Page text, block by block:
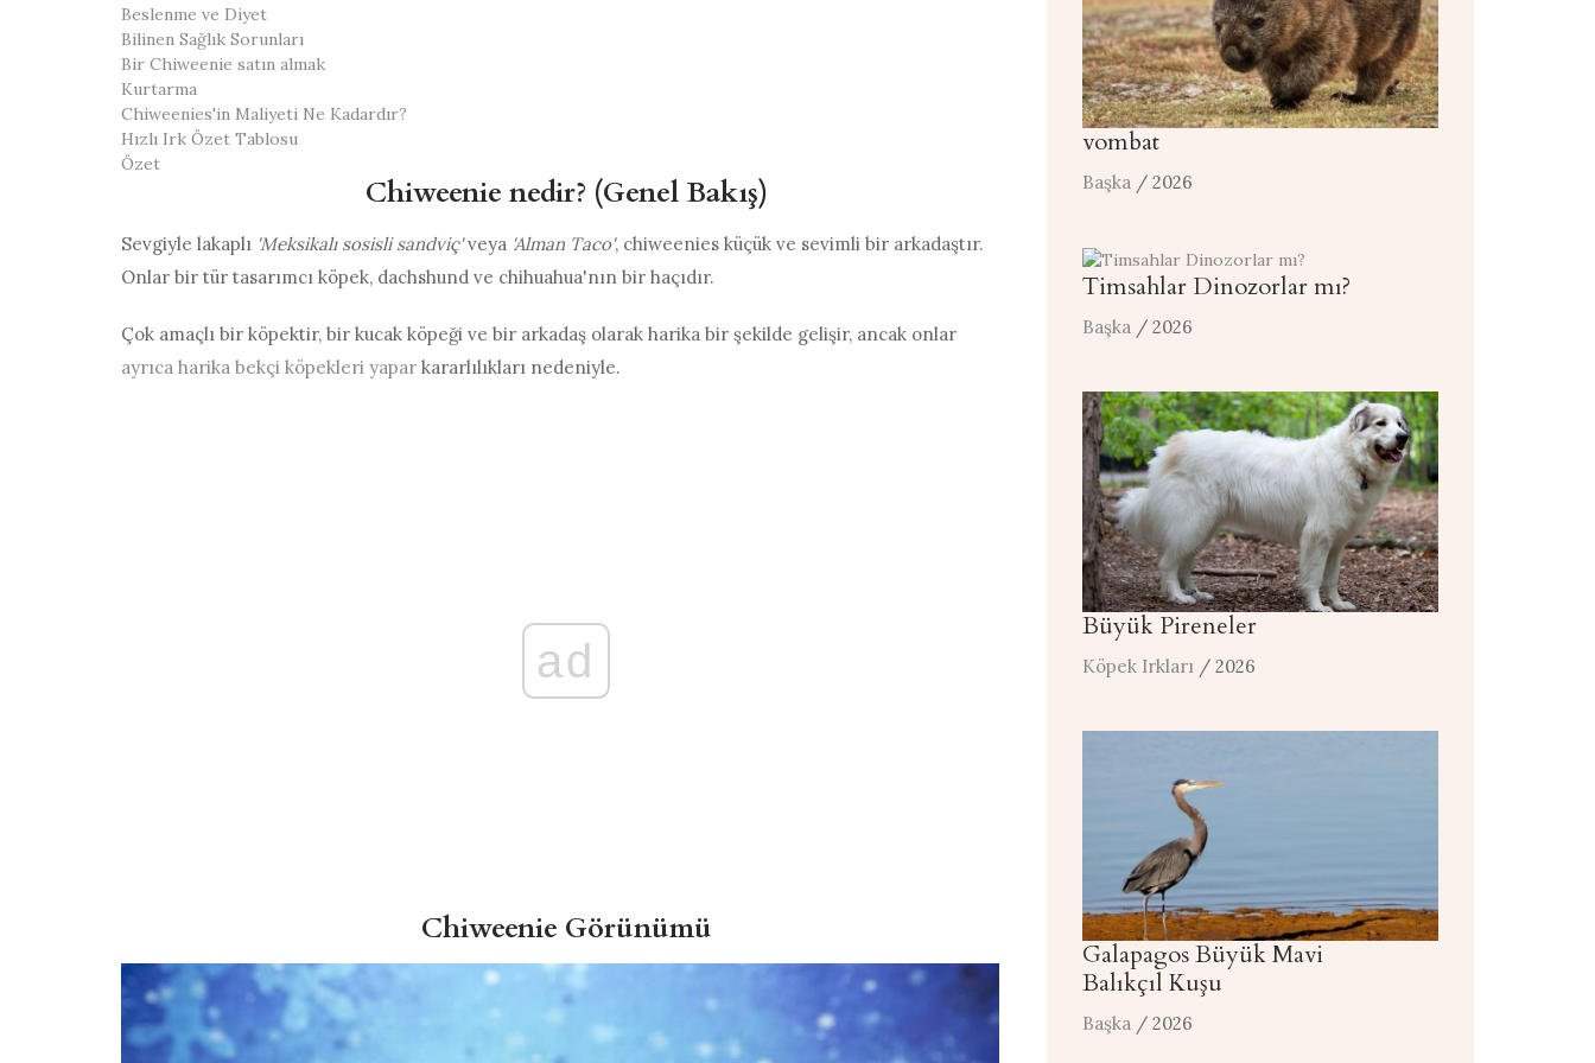
Beslenme ve Diyet
Bilinen Sağlık Sorunları
Bir Chiweenie satın almak
Kurtarma
Chiweenies'in Maliyeti Ne Kadardır?
Hızlı Irk Özet Tablosu
Özet
Chiweenie nedir? (Genel Bakış)
Sevgiyle lakaplı 'Meksikalı sosisli sandviç'veya 'Alman Taco', chiweenies küçük ve sevimli bir arkadaştır.
Onlar bir tür tasarımcı köpek, dachshund ve chihuahua'nın bir haçıdır.
Çok amaçlı bir köpektir, bir kucak köpeği ve bir arkadaş olarak harika bir şekilde gelişir, ancak onlar
ayrıca harika bekçi köpekleri yapar kararlılıkları nedeniyle.
ad
Chiweenie Görünümü
vombat
Başka / 2026
Timsahlar Dinozorlar mı?
Başka / 2026
Büyük Pireneler
Köpek Irkları / 2026
Galapagos Büyük Mavi
Balıkçıl Kuşu
Başka / 2026